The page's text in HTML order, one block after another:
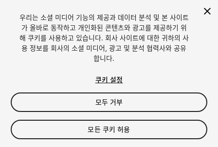
1/35
$19.99
세금/부가세는 결제 시 반영됩니다.
우리는 소셜 미디어 기능의 제공과 데이터 분석 및 본 사이트
가 올바로 동작하고 개인화된 콘텐츠와 광고를 제공하기 위
해 쿠키를 사용하고 있습니다. 회사 사이트에 대한 귀하의 사
용 정보를 회사의 소셜 미디어, 광고 및 분석 협력사와 공유
합니다.
쿠키 설정
모두 거부
모든 쿠키 허용